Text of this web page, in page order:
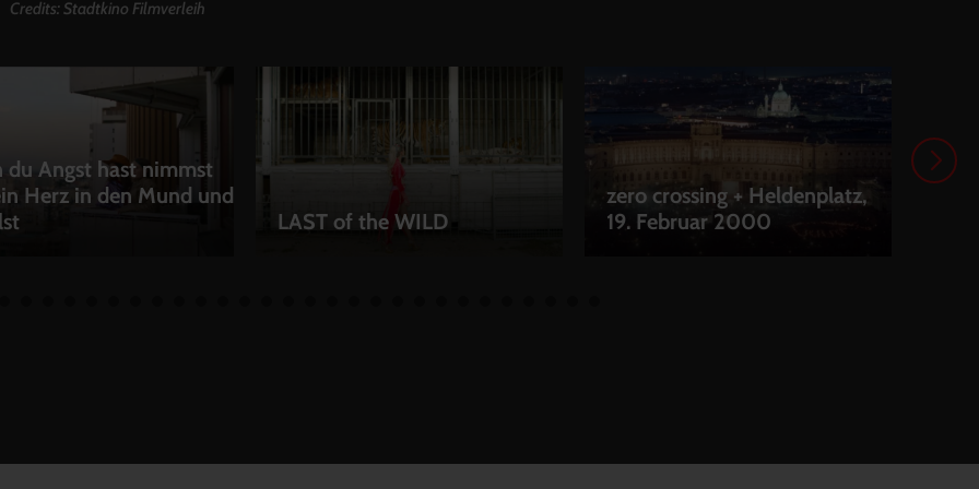
Credits: Stadtkino Filmverleih
du Angst hast nimmst
Herz in den Mund und
LAST of the WILD
LEIHEN
zero crossing + Heldenplatz,
19. Februar 2000
LEIHEN